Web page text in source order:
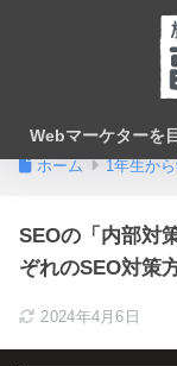
Webマーケターを
ホーム 1年生か
SEOの「内部対
ぞれのSEO対策
2024年4月6日